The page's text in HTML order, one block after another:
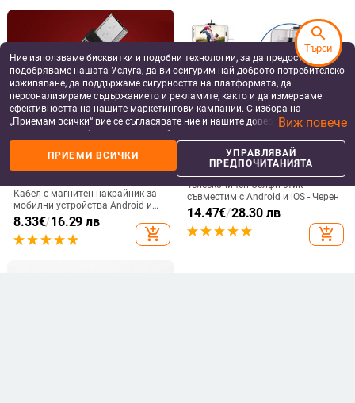
DATA КАБЕЛИ ЗА МОБИЛНИ
Кабел с магнитен накрайник за
мобилни устройства Android и
iOS - бързо зареждане и
синхронизиране TYPE-C, Micro
USB и LIghting в
8.33€/16.29 лв
add_shopping_cart
СЕЛФИ СТИКОВЕ
Телескопичен Селфи стик
съвместим с Android и iOS - Черен
14.47€/28.30 лв
add_shopping_cart
Ние използваме бисквитки и подобни технологии, за да предоставяме и
подобряваме нашата Услуга, да ви осигурим най-доброто потребителско
изживяване, да поддържаме сигурността на платформата, да
персонализираме съдържанието и рекламите, както и да измерваме
ефективността на нашите маркетингови кампании. С избора на
„Приемам всички“ вие се съгласявате ние и нашите доверени партньори
да съхраняваме бисквитки и подобни технологии на вашето устройство
за рекламни и аналитични цели. Можете по всяко време да управлявате
своите предпочитания, като натиснете „Управлявай предпочитанията“.
За повече информация, моля, вижте нашата
данните.
Виж повече
ПРИЕМИ ВСИЧКИ
УПРАВЛЯВАЙ
ПРЕДПОЧИТАНИЯТА
search
Търси